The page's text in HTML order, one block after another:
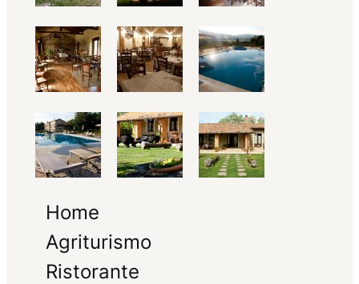
Home
Agriturismo
Ristorante